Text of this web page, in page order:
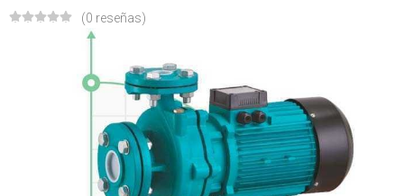
(0 reseñas)